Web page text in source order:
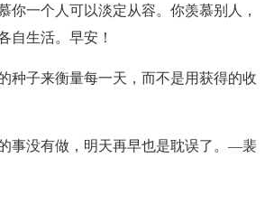
你一个人可以淡定从容。你羡慕别人，
自生活。早安！
种子来衡量每一天，而不是用获得的收
事没有做，明天再早也是耽误了。—裴